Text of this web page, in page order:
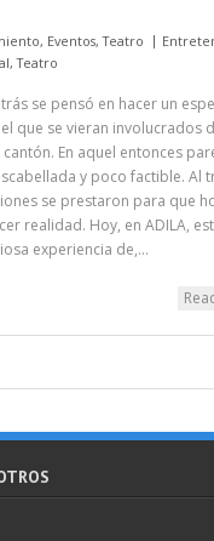
, Eventos,Teatro
,Teatro
se pensó en hacer un
que se vieran involucrados
En aquel entonces
y poco factible. Al
se prestaron para que
realidad. Hoy, en ADILA,
experiencia de,…